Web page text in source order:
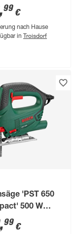
Akku
,99 €
nach Hause
in Troisdorf
'PST 650
500 W
,99 €